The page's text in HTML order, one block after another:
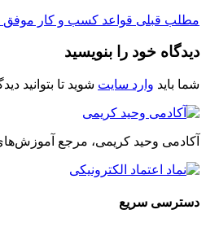
مطلب قبلی قواعد کسب و کار موفق
دیدگاه خود را بنویسید
شما باید وارد سایت شوید تا بتوانید
آکادمی وحید کریمی، مرجع
دسترسی سریع